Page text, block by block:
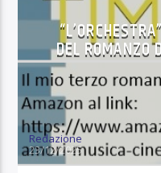
DEL ROMANZO
Redazione
23/12/2025